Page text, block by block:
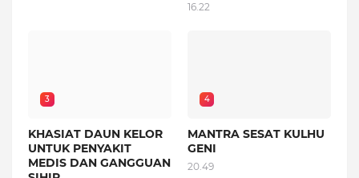
16.22
3
KHASIAT DAUN KELOR
UNTUK PENYAKIT
MEDIS DAN GANGGUAN
4
MANTRA SESAT KULHU
GENI
20.49